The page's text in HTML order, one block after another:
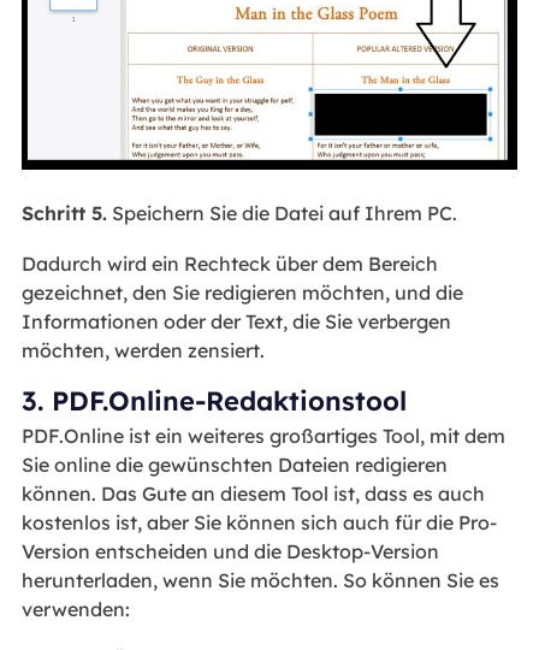
Schritt 5.Speichern Sie die Datei auf Ihrem PC.
Dadurch wird ein Rechteck über dem Bereich
gezeichnet, den Sie redigieren möchten, und die
Informationen oder der Text, die Sie verbergen
möchten, werden zensiert.
3. PDF.Online-Redaktionstool
PDF.Online ist ein weiteres großartiges Tool, mit dem
Sie online die gewünschten Dateien redigieren
können. Das Gute an diesem Tool ist, dass es auch
kostenlos ist, aber Sie können sich auch für die Pro-
Version entscheiden und die Desktop-Version
herunterladen, wenn Sie möchten. So können Sie es
verwenden: